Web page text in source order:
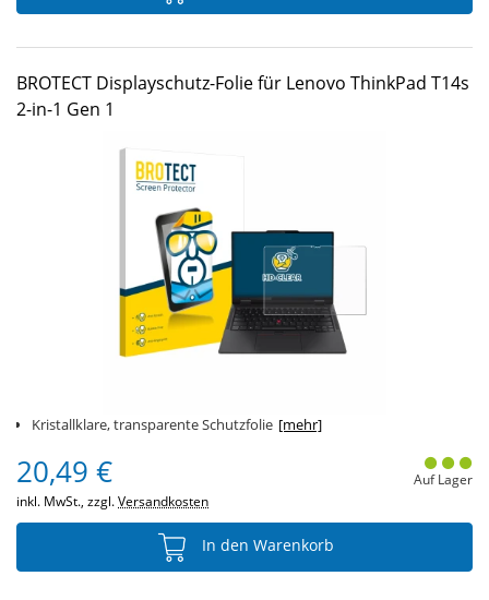
BROTECT Displayschutz-Folie für Lenovo ThinkPad T14s
2-in-1 Gen 1
Kristallklare, transparente Schutzfolie [mehr]
20,49 €
inkl. MwSt., zzgl.Versandkosten
Auf Lager
In den Warenkorb